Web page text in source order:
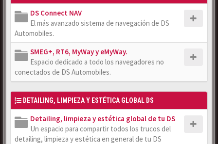
DS Connect NAV
El más avanzado sistema de navegación de DS
Automobiles.
SMEG+, RT6, MyWay y eMyWay.
Espacio dedicado a todo los navegadores no
conectados de DS Automobiles.
DETAILING, LIMPIEZA Y ESTÉTICA GLOBAL DS
Detailing, limpieza y estética global de tu DS
Un espacio para compartir todos los trucos del
detailing, limpieza y estética en general de tu DS